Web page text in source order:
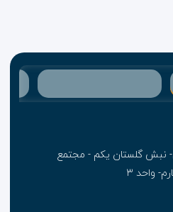
نبش گلستان یکم - مجتمع
واحد ۳